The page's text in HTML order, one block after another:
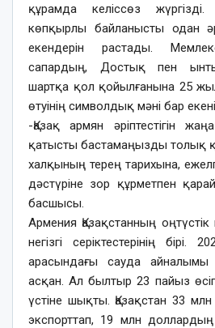
құрамда келіссөз
көпқырлы байланысты одан
екендерін растады.
сапардың, Достық пен
шартқа қол қойылғанына 25
өтуінің символдық мәні бар
-Қазақ армян әріптестігін
қатысты бастамаңызды толық
халқының терең тарихына,
дәстүріне зор құрметпен
басшысы.
Армения Қазақстанның
негізгі серіктестерінің
арасындағы сауда
асқан. Ал былтыр 23 пайыз
үстіне шықты. Қазақстан 33
экспорттап, 19 млн доллардың